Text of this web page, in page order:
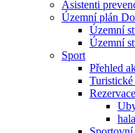
Asistenti
Územní plán
Územní
Územní
Sport
Přehled
hala